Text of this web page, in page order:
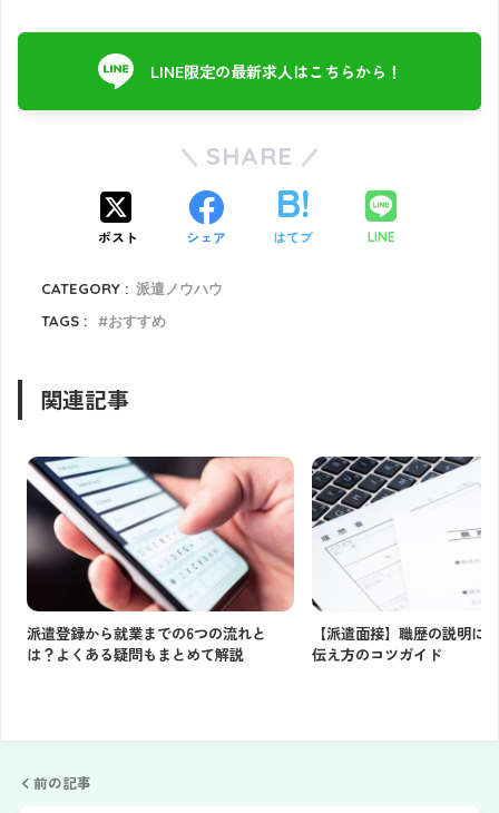
LINE限定の最新求人はこちらから！
SHARE
ポスト シェア はてブ LINE
CATEGORY : 派遣ノウハウ
TAGS :
おすすめ
関連記事
派遣登録から就業までの6つの流れと
は？よくある疑問もまとめて解説
【派遣面接】職歴の説明に
伝え方のコツガイド
前の記事